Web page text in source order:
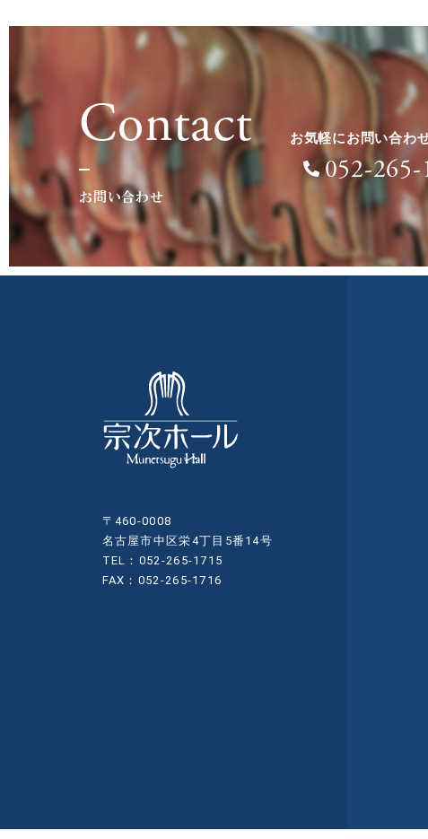
Contact
お問い合わせ
お気軽にお問い合わ
052-265-
〒460-0008
名古屋市中区栄4丁目5番14号
TEL：052-265-1715
FAX：052-265-1716